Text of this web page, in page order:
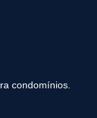
condomínios.